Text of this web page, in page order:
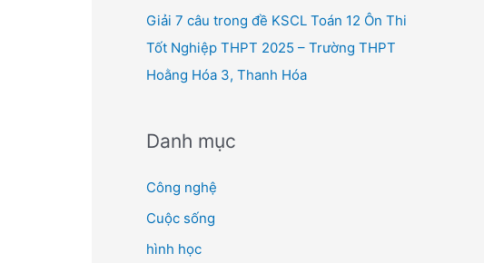
Giải 7 câu trong đề KSCL Toán 12 Ôn Thi
Tốt Nghiệp THPT 2025 – Trường THPT
Hoằng Hóa 3, Thanh Hóa
Danh mục
Công nghệ
Cuộc sống
hình học